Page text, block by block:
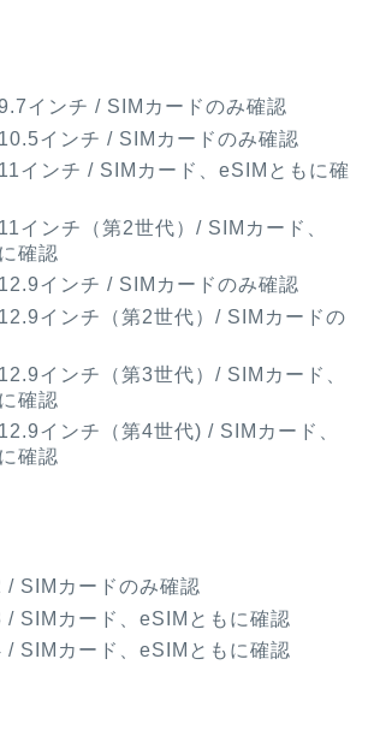
インチ / SIMカードのみ確認
インチ / SIMカードのみ確認
インチ / SIMカード、eSIMともに確
インチ（第2世代）/ SIMカード、
確認
インチ / SIMカードのみ確認
インチ（第2世代）/ SIMカードの
インチ（第3世代）/ SIMカード、
確認
インチ（第4世代) / SIMカード、
確認
SIMカードのみ確認
SIMカード、eSIMともに確認
SIMカード、eSIMともに確認